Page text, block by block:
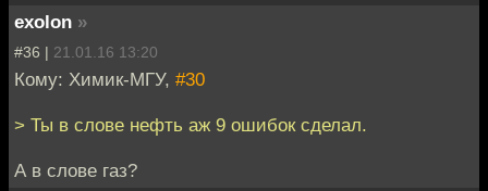
exolon »
#36 | 21.01.16 13:20
Кому: Химик-МГУ, #30
> Ты в слове нефть аж 9 ошибок сделал.
А в слове газ?